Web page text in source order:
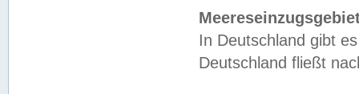
In Deutschland gibt
Deutschland fließt